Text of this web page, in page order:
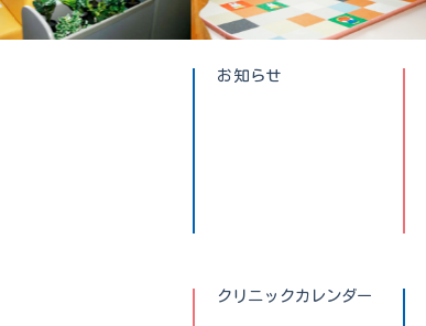
お知らせ
クリニックカレンダー